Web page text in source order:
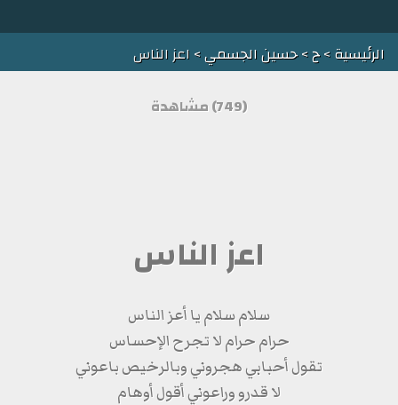
الرئيسية>ح>حسين الجسمي> اعز الناس
(749) مشاهدة
اعز الناس
سلام سلام يا أعز الناس
حرام حرام لا تجرح الإحساس
تقول أحبابي هجروني وبالرخيص باعوني
لا قدرو وراعوني أقول أوهام